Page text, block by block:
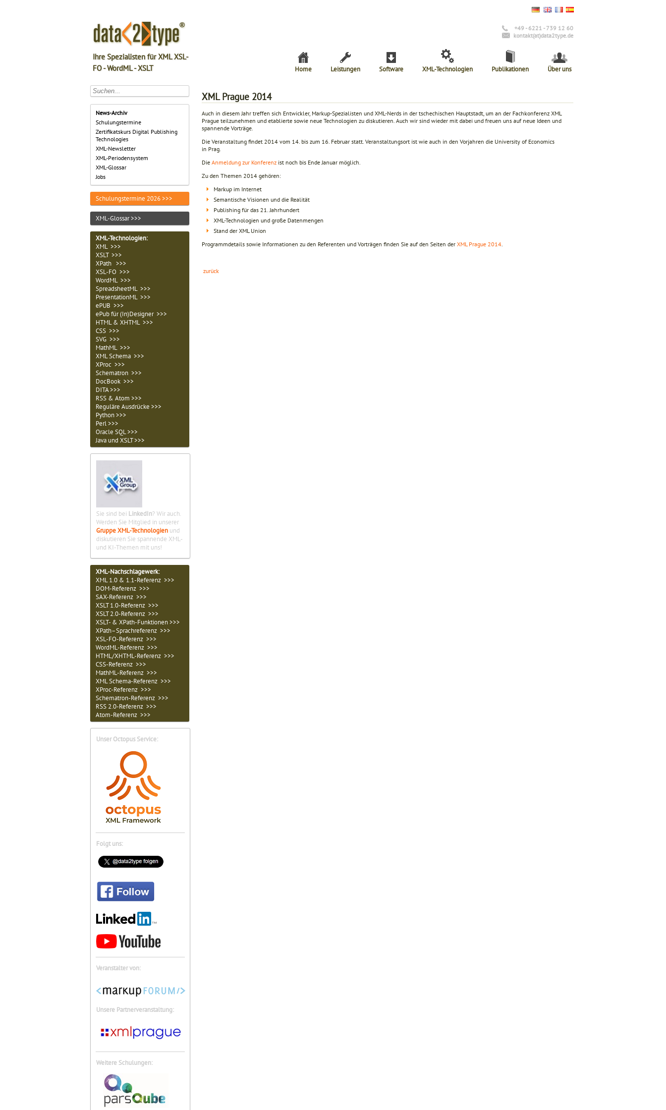
Ihre Spezialisten für XML XSL-
FO - WordML - XSLT
+49 - 6221 - 739 12 60
kontakt(at)data2type.de
Home Leistungen Software XML-Technologien Publikationen Über uns
News-Archiv
Schulungstermine
Zertifikatskurs Digital Publishing
Technologies
XML-Newsletter
XML-Periodensystem
XML-Glossar
Jobs
Schulungstermine 2026 >>>
XML-Glossar >>>
XML-Technologien:
XML >>>
XSLT >>>
XPath >>>
XSL-FO >>>
WordML >>>
SpreadsheetML >>>
PresentationML >>>
ePUB >>>
ePub für (In)Designer >>>
HTML & XHTML >>>
CSS >>>
SVG >>>
MathML >>>
XML Schema >>>
XProc >>>
Schematron >>>
DocBook >>>
DITA >>>
RSS & Atom >>>
Reguläre Ausdrücke >>>
Python >>>
Perl >>>
Oracle SQL >>>
Java und XSLT >>>
Sie sind bei LinkedIn? Wir auch.
Werden Sie Mitglied in unserer
Gruppe XML-Technologien und
diskutieren Sie spannende XML-
und KI-Themen mit uns!
XML-Nachschlagewerk:
XML 1.0 & 1.1-Referenz >>>
DOM-Referenz >>>
SAX-Referenz >>>
XSLT 1.0-Referenz >>>
XSLT 2.0-Referenz >>>
XSLT- & XPath-Funktionen >>>
XPath–Sprachreferenz >>>
XSL-FO-Referenz >>>
WordML-Referenz >>>
HTML/XHTML-Referenz >>>
CSS-Referenz >>>
MathML-Referenz >>>
XML Schema-Referenz >>>
XProc-Referenz >>>
Schematron-Referenz >>>
RSS 2.0-Referenz >>>
Atom-Referenz >>>
Unser Octopus Service:
Folgt uns:
Veranstalter von:
Unsere Partnerveranstaltung:
Weitere Schulungen:
XML Prague 2014
Auch in diesem Jahr treffen sich Entwickler, Markup-Spezialisten und XML-Nerds in der tschechischen Hauptstadt, um an der Fachkonferenz XML
Prague teilzunehmen und etablierte sowie neue Technologien zu diskutieren. Auch wir sind wieder mit dabei und freuen uns auf neue Ideen und
spannende Vorträge.
Die Veranstaltung findet 2014 vom 14. bis zum 16. Februar statt. Veranstaltungsort ist wie auch in den Vorjahren die University of Economics
in Prag.
Die Anmeldung zur Konferenz ist noch bis Ende Januar möglich.
Zu den Themen 2014 gehören:
Markup im Internet
Semantische Visionen und die Realität
Publishing für das 21. Jahrhundert
XML-Technologien und große Datenmengen
Stand der XML Union
Programmdetails sowie Informationen zu den Referenten und Vorträgen finden Sie auf den Seiten der XML Prague 2014
zurück